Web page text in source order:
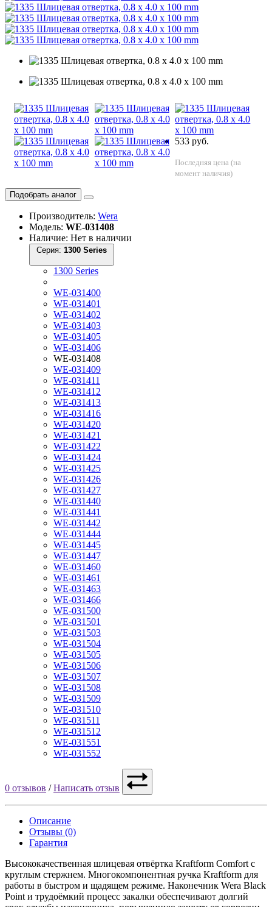
533 руб.
Последняя цена (на
момент наличия)
Подобрать аналог
Производитель: Wera
Модель: WE-031408
Наличие: Нет в наличии
Серия:
1300 Series
WE-031400
WE-031401
WE-031402
WE-031403
WE-031405
WE-031406
WE-031408
WE-031409
WE-031411
WE-031412
WE-031413
WE-031416
WE-031420
WE-031421
WE-031422
WE-031424
WE-031425
WE-031426
WE-031427
WE-031440
WE-031441
WE-031442
WE-031444
WE-031445
WE-031447
WE-031460
WE-031461
WE-031463
WE-031466
WE-031500
WE-031501
WE-031503
WE-031504
WE-031505
WE-031506
WE-031507
WE-031508
WE-031509
WE-031510
WE-031511
WE-031512
WE-031551
WE-031552
0 отзывов /Написать отзыв
Описание
Отзывы (0)
Гарантия
Высококачественная шлицевая отвёртка Kraftform Comfort с
круглым стержнем. Многокомпонентная ручка Kraftform для
работы в быстром и щадящем режиме. Наконечник Wera Black
Point и трудоёмкий процесс закалки обеспечивают долгий